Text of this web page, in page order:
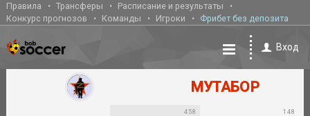
Правила Трансферы
Расписание и результаты
Конкурс прогнозов
Команды Игроки Фрибет без депозита
Вход
МУТАБОР
458 148